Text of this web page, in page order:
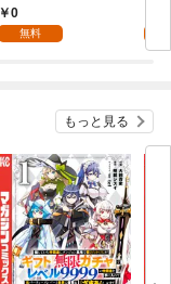
国編】【分冊版】 1
0
無料
を
版
もっと見る